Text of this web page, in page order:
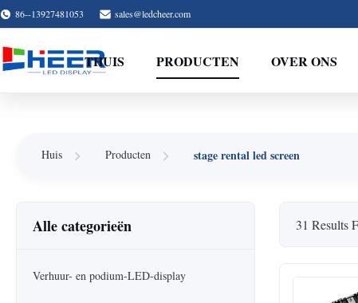
86--13927481053 sales@ledcheer.com
THUIS PRODUCTEN OVER ONS
Huis Producten stage rental led screen
Alle categorieën
Verhuur- en podium-LED-display
31 Results